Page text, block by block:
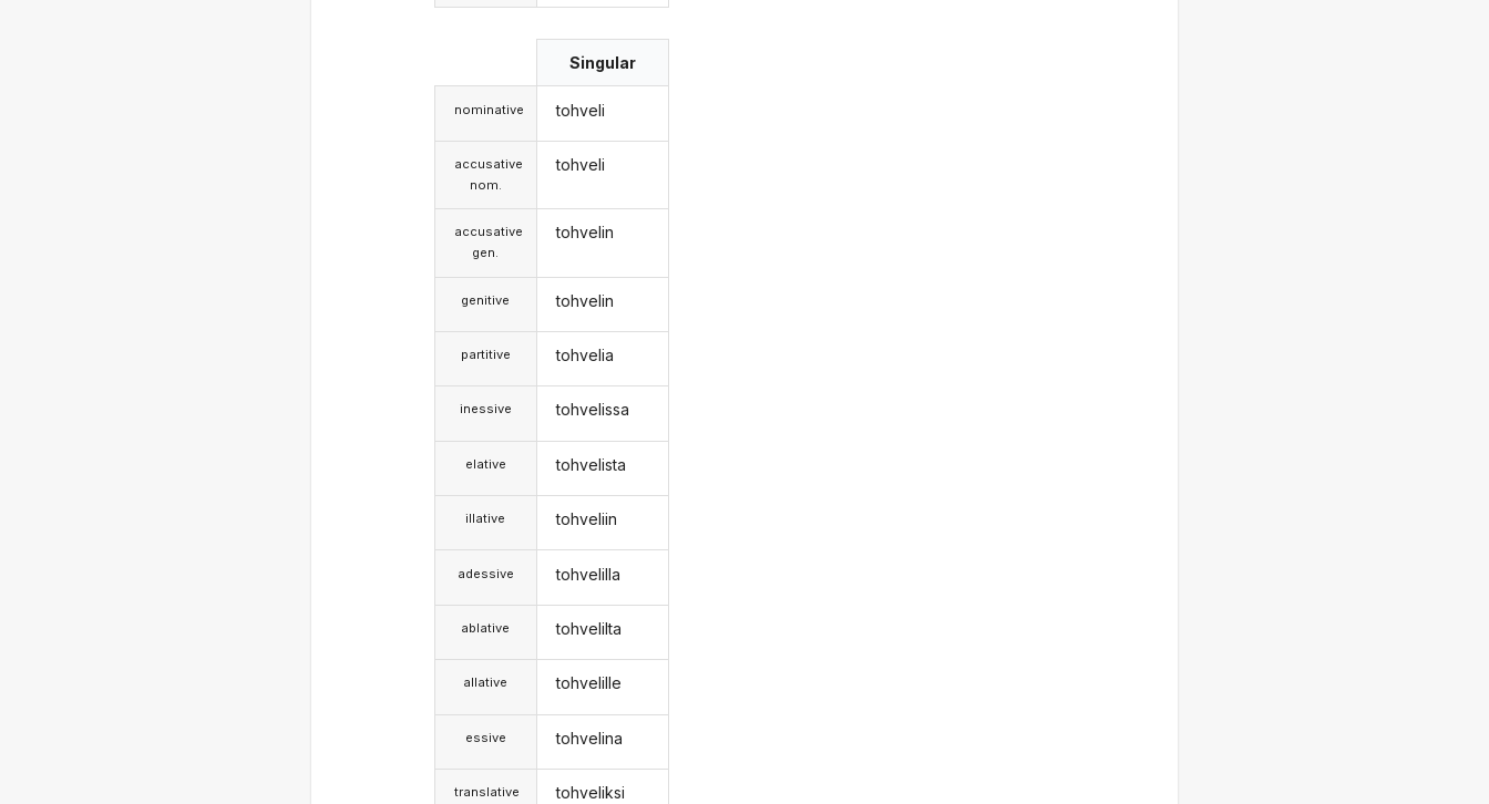
nominative
accusative
nom.
accusative
gen.
genitive
partitive
inessive
elative
illative
adessive
ablative
allative
essive
translative
Singular
tohveli
tohveli
tohvelin
tohvelin
tohvelia
tohvelissa
tohvelista
tohveliin
tohvelilla
tohvelilta
tohvelille
tohvelina
tohveliksi